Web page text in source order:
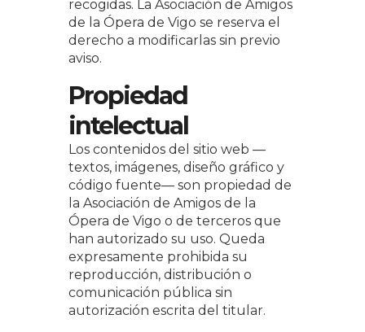
recogidas. La Asociación de Amigos
de la Ópera de Vigo se reserva el
derecho a modificarlas sin previo
aviso.
Propiedad
intelectual
Los contenidos del sitio web —
textos, imágenes, diseño gráfico y
código fuente— son propiedad de
la Asociación de Amigos de la
Ópera de Vigo o de terceros que
han autorizado su uso. Queda
expresamente prohibida su
reproducción, distribución o
comunicación pública sin
autorización escrita del titular.